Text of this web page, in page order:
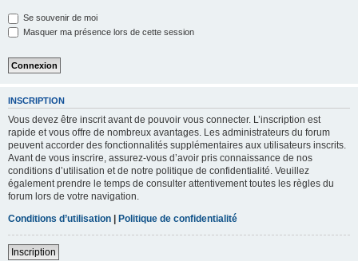
Se souvenir de moi
Masquer ma présence lors de cette session
INSCRIPTION
Vous devez être inscrit avant de pouvoir vous connecter. L’inscription est
rapide et vous offre de nombreux avantages. Les administrateurs du forum
peuvent accorder des fonctionnalités supplémentaires aux utilisateurs inscrits.
Avant de vous inscrire, assurez-vous d’avoir pris connaissance de nos
conditions d’utilisation et de notre politique de confidentialité. Veuillez
également prendre le temps de consulter attentivement toutes les règles du
forum lors de votre navigation.
Conditions d’utilisation | Politique de confidentialité
Inscription